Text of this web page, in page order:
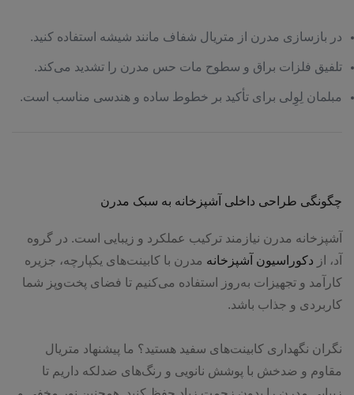
در بازسازی مدرن از متریال شفاف مانند شیشه استفاده کنید.
تلفیق فلزات براق و سطوح مات حس مدرن را تشدید می‌کند.
مبلمان لِوِلی برای تأکید بر خطوط ساده و هندسی مناسب است.
چگونگی طراحی داخلی آشپزخانه به سبک مدرن
آشپزخانه مدرن نیازمند ترکیب عملکرد و زیبایی است. در گروه
آد، از دکوراسیون آشپزخانه مدرن با کابینت‌های یکپارچه، جزیره
کارآمد و تجهیزات به‌روز استفاده می‌کنیم تا فضای پخت‌وپز شما
کاربردی و جذاب باشد.
نگران نگهداری کابینت‌های سفید هستید؟ ما پیشنهاد متریال
مقاوم و ضدخش با پوشش نانویی و رنگ‌های ضدلکه داریم تا